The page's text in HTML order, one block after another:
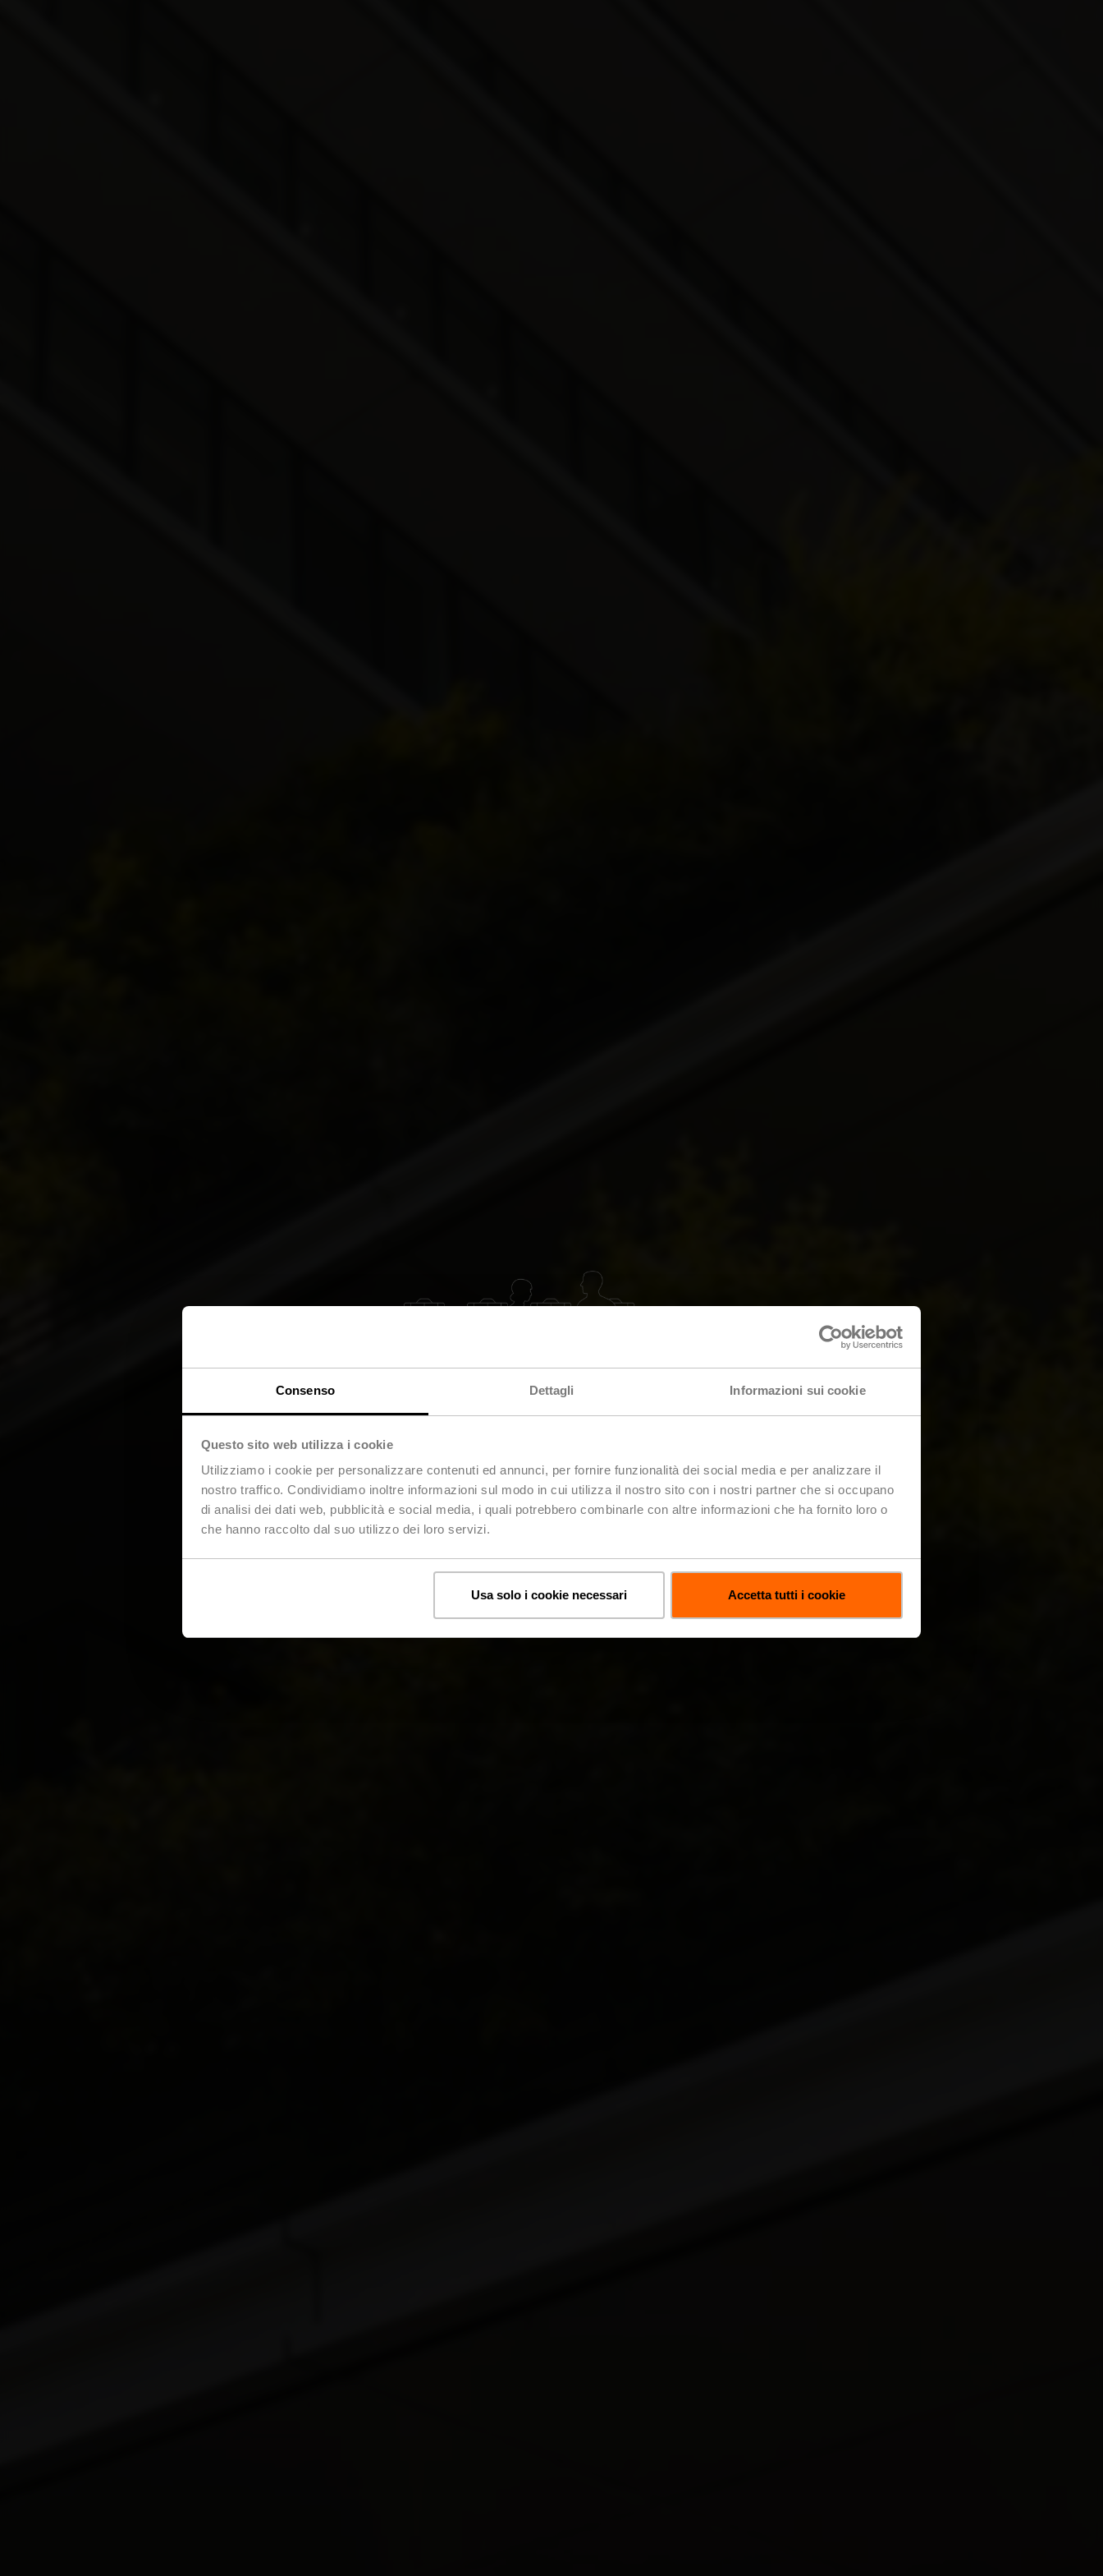
Consenso Dettagli Informazioni sui cookie
Questo sito web utilizza i cookie
Utilizziamo i cookie per personalizzare contenuti ed annunci, per fornire funzionalità dei social media e per analizzare il
nostro traffico. Condividiamo inoltre informazioni sul modo in cui utilizza il nostro sito con i nostri partner che si occupano
di analisi dei dati web, pubblicità e social media, i quali potrebbero combinarle con altre informazioni che ha fornito loro o
che hanno raccolto dal suo utilizzo dei loro servizi.
Usa solo i cookie necessari Accetta tutti i cookie